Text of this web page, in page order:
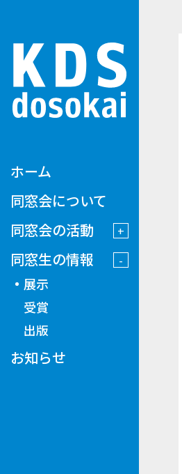
ホーム
同窓会について
同窓会の活動
同窓生の情報
展示
受賞
出版
お知らせ